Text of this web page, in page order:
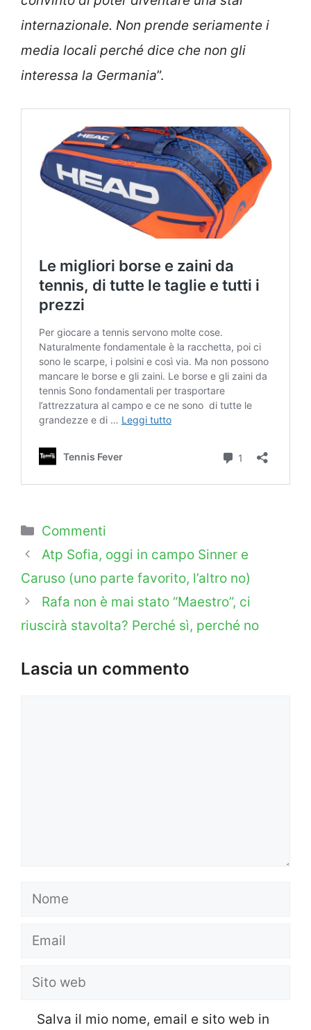
internazionale. Non prende seriamente i
media locali perché dice che non gli
interessa la Germania”.
Categorie
Commenti
Atp Sofia, oggi in campo Sinner e
Caruso (uno parte favorito, l’altro no)
Rafa non è mai stato “Maestro”, ci
riuscirà stavolta? Perché sì, perché no
Lascia un commento
Nome
Email
Sito
Salva il mio nome, email e sito web in